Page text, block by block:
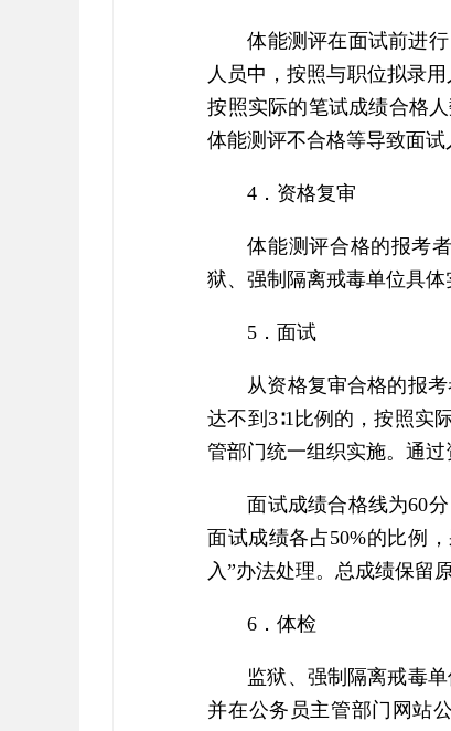
体能测评在面试前进
人员中，按照与职位拟录
按照实际的笔试成绩合格
体能测评不合格等导致面试
4．资格复审
体能测评合格的报考
狱、强制隔离戒毒单位具体
5．面试
从资格复审合格的报
达不到3∶1比例的，按照实
管部门统一组织实施。通
面试成绩合格线为60
面试成绩各占50%的比例
入”办法处理。总成绩保留
6．体检
监狱、强制隔离戒毒
并在公务员主管部门网站